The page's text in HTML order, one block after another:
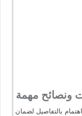
ونصائح مهمة
بالتفاصيل لضمان